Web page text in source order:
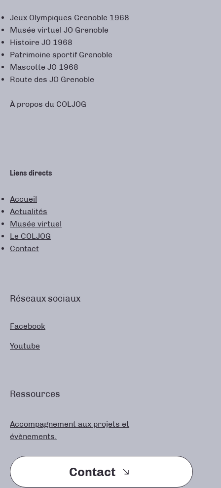
Jeux Olympiques Grenoble 1968
Musée virtuel JO Grenoble
Histoire JO 1968
Patrimoine sportif Grenoble
Mascotte JO 1968
Route des JO Grenoble
À propos du COLJOG
Liens directs
Accueil
Actualités
Musée virtuel
Le COLJOG
Contact
Réseaux sociaux
Facebook
Youtube
Ressources
Accompagnement aux projets et
évènements.
Contact